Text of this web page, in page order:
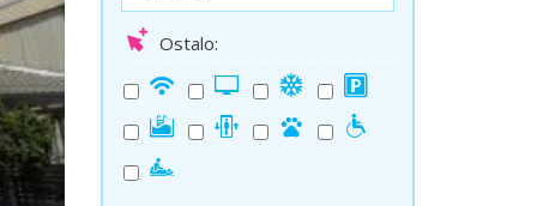
Ostalo: